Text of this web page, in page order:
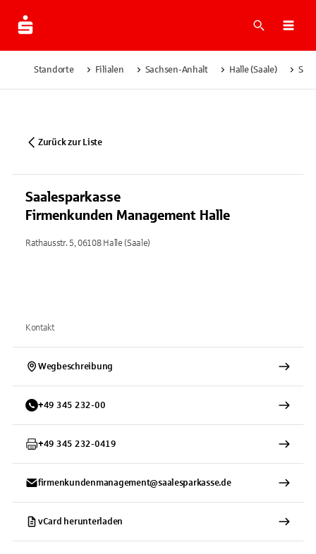
Suche
Standorte Filialen Sachsen-Anhalt Halle (Saale)
Zurück zur Liste
Saalesparkasse
Firmenkunden Management Halle
Rathausstr. 5, 06108 Halle (Saale)
Kontakt
Wegbeschreibung
+49 345 232-00
+49 345 232-0419
firmenkundenmanagement@saalesparkasse.de
vCard herunterladen